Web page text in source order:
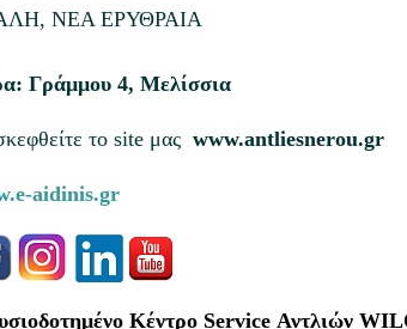
ΝΕΑ ΕΡΥΘΡΑΙΑ
Γράμμου 4, Μελίσσια
το site μας www.antliesnerou.gr
aidinis.gr
Κέντρο Service Αντλιών